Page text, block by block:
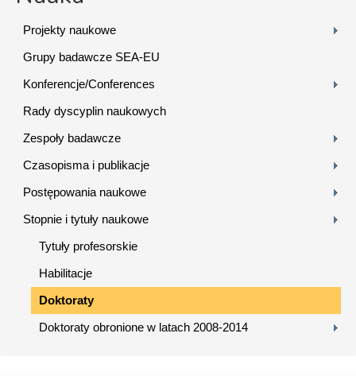
Projekty naukowe
Grupy badawcze SEA-EU
Konferencje/Conferences
Rady dyscyplin naukowych
Zespoły badawcze
Czasopisma i publikacje
Postępowania naukowe
Stopnie i tytuły naukowe
Tytuły profesorskie
Habilitacje
Doktoraty
Doktoraty obronione w latach 2008-2014